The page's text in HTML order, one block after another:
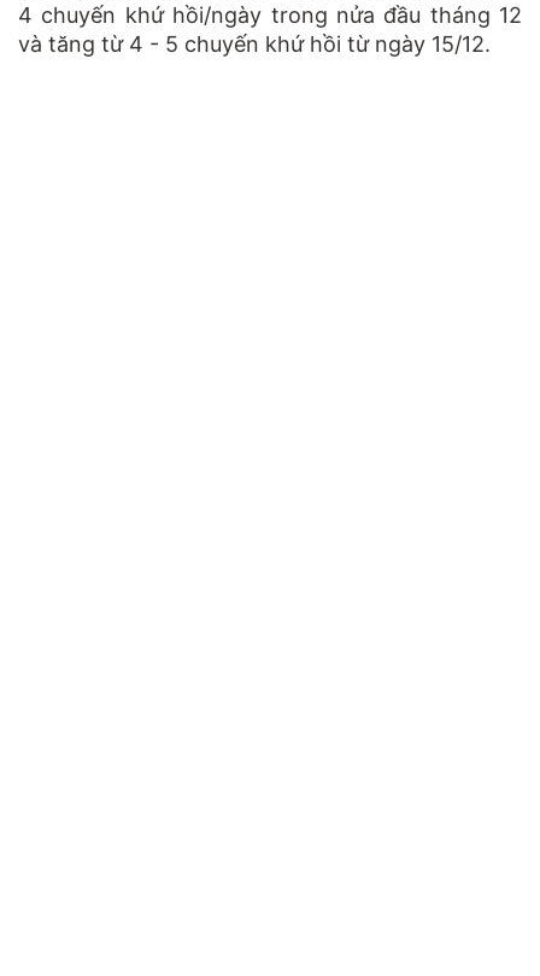
4 chuyến khứ hồi/ngày trong nửa đầu tháng 12
và tăng từ 4 - 5 chuyến khứ hồi từ ngày 15/12.